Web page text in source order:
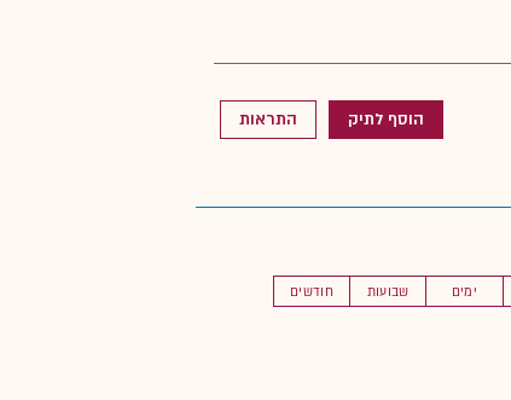
הוסף לתיק התראות
חודשים שבועות ימים